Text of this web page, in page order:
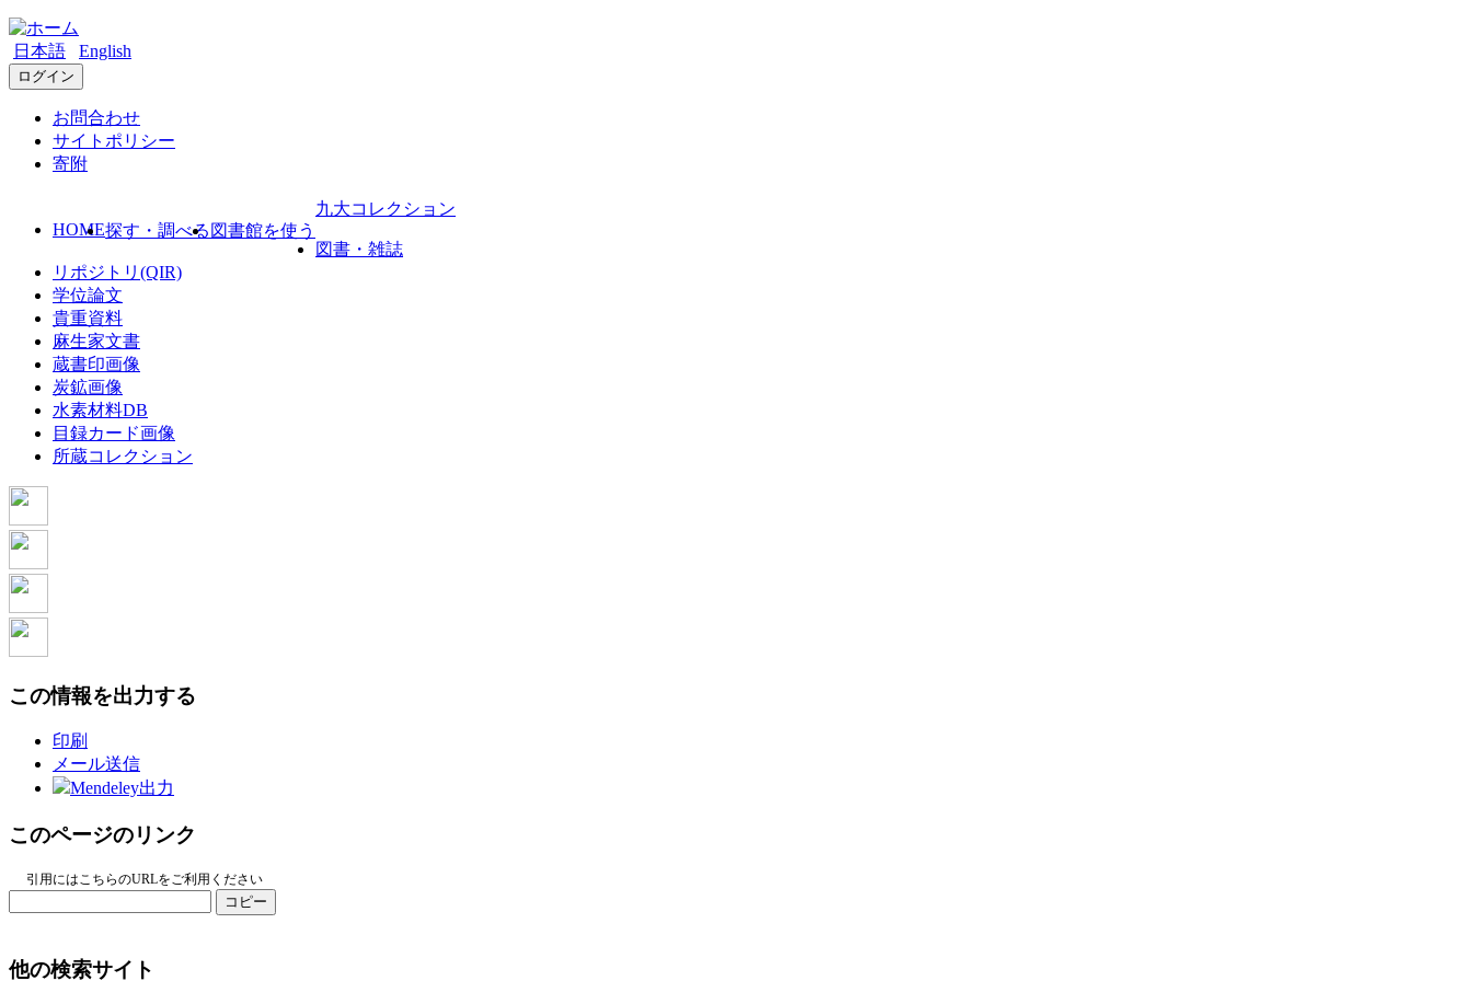
日本語 English
ログイン
お問合わせ
サイトポリシー
寄附
HOME探す・調べる 図書館を使う
九大コレクション
図書・雑誌
リポジトリ(QIR)
学位論文
貴重資料
麻生家文書
蔵書印画像
炭鉱画像
水素材料DB
目録カード画像
所蔵コレクション
この情報を出力する
印刷
メール送信
Mendeley出力
このページのリンク
引用にはこちらのURLをご利用ください
コピー
他の検索サイト